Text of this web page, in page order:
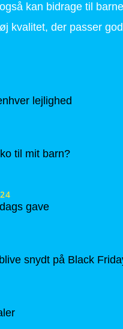
kan bidrage til
kvalitet, der passer
lejlighed
til mit barn?
gave
snydt på Black